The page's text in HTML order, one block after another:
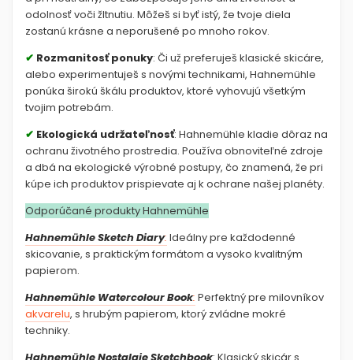
odolnosť voči žltnutiu. Môžeš si byť istý, že tvoje diela
zostanú krásne a neporušené po mnoho rokov.
✔ Rozmanitosť ponuky: Či už preferuješ klasické skicáre,
alebo experimentuješ s novými technikami, Hahnemühle
ponúka širokú škálu produktov, ktoré vyhovujú všetkým
tvojim potrebám.
✔ Ekologická udržateľnosť: Hahnemühle kladie dôraz na
ochranu životného prostredia. Používa obnoviteľné zdroje
a dbá na ekologické výrobné postupy, čo znamená, že pri
kúpe ich produktov prispievate aj k ochrane našej planéty.
Odporúčané produkty Hahnemühle
Hahnemühle Sketch Diary: Ideálny pre každodenné
skicovanie, s praktickým formátom a vysoko kvalitným
papierom.
Hahnemühle Watercolour Book: Perfektný pre milovníkov
akvarelu, s hrubým papierom, ktorý zvládne mokré
techniky.